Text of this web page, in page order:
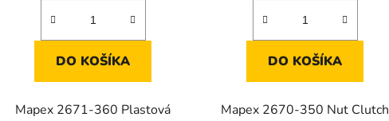
DO KOŠÍKA
Mapex 2671-360 Plastová
DO KOŠÍKA
Mapex 2670-350 Nut Clutch